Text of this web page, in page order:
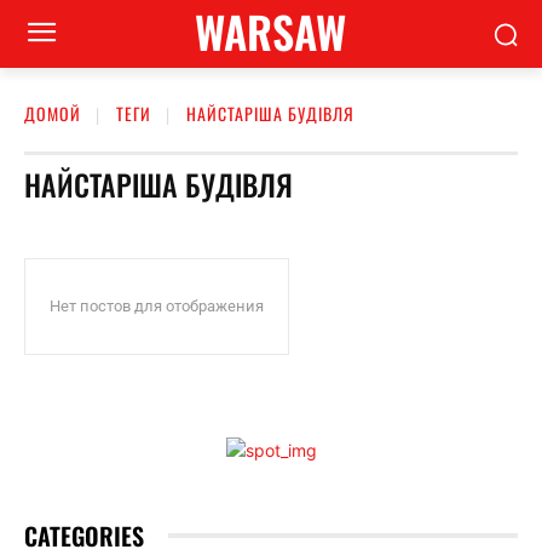
WARSAW
ДОМОЙ ТЕГИ НАЙСТАРІША БУДІВЛЯ
НАЙСТАРІША БУДІВЛЯ
Нет постов для отображения
CATEGORIES